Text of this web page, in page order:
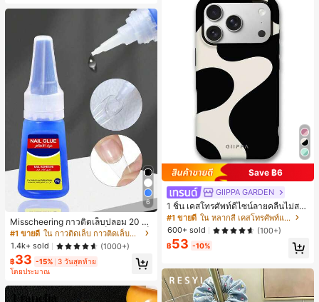
6
Misscheering กาวติดเล็บปลอม 20 กรั
ม แรงยึดสูง เจลสติกเกอร์เล็บนุ่ม แห้งเร็
ว เหมาะสำหรับผู้เริ่มต้นทำเล็บ ติดทนน
าน
#1 ขายดี
ใน กาวติดเล็บ กาวติดเล็บและสารยึดติด
1.4k+ sold
(1000+)
฿33 -15% 3 วันสุดท้าย
โดยประมาณ
Save ฿6
GIIPPA GARDEN
1 ชิ้น เคสโทรศัพท์ดีไซน์ลายคลื่นไม่สม
มาตรสำหรับ Phone 17 Pro Max, เหม
าะสำหรับ Phone 16 Pro Max, 15 Pro
Max, 14 Pro Max, เคสโทรศัพท์สไตล์เ
กาหลีและน่าสนใจ, เข้ากันได้กับ 11/12/
13/14/15/16 Pro Max Plus, ดีไซน์หรู
ขวัญในอุดมคติสำหรับคริสต์มาส, วันว
าเลนไทน์, อีสเตอร์, ฤดูแต่งงานและวันเ
กิดสำหรับแฟนสาว
#1 ขายดี
ใน หลากสี เคสโทรศัพท์แฟชั่น
600+ sold
(100+)
฿53 -10%